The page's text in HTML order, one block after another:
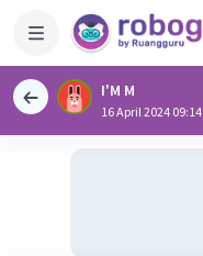
I'M M
16 April 2024 09:14